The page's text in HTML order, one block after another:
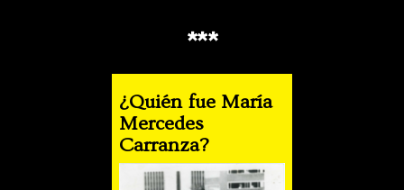
***
¿Quién fue María
Mercedes
Carranza?